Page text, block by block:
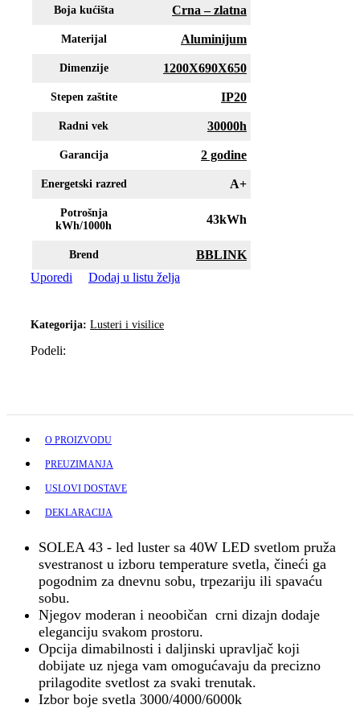
Boja kućišta Crna – zlatna
Materijal Aluminijum
Dimenzije 1200X690X650
Stepen zaštite IP20
Radni vek 30000h
Garancija 2 godine
Energetski razred A+
Potrošnja
kWh/1000h
43kWh
Brend
BBLINK
Uporedi
Dodaj u listu želja
Kategorija: Lusteri i visilice
Podeli:
O PROIZVODU
PREUZIMANJA
USLOVI DOSTAVE
DEKLARACIJA
SOLEA 43 - led luster sa 40W LED svetlom pruža
svestranost u izboru temperature svetla, čineći ga
pogodnim za dnevnu sobu, trpezariju ili spavaću
sobu.
Njegov moderan i neoobičan crni dizajn dodaje
eleganciju svakom prostoru.
Opcija dimabilnosti i daljinski upravljač koji
dobijate uz njega vam omogućavaju da precizno
prilagodite svetlost za svaki trenutak.
Izbor boje svetla 3000/4000/6000k